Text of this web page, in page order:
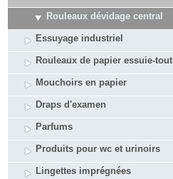
Rouleaux dévidage central
Essuyage industriel
Rouleaux de papier essuie-tout
Mouchoirs en papier
Draps d'examen
Parfums
Produits pour wc et urinoirs
Lingettes imprégnées